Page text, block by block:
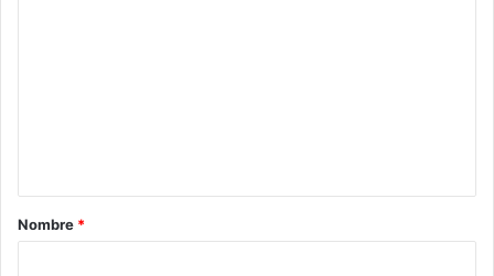
rNombre *